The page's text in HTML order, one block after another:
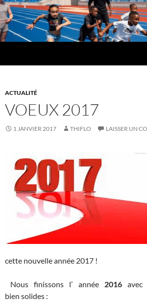
Aller
au
contenu
ACTUALITÉ
VOEUX 2017
1 JANVIER 2017 THIFLO LAISSER UN
cette nouvelle année 2017 !
Nous finissons l’ année 2016avec
bien solides :